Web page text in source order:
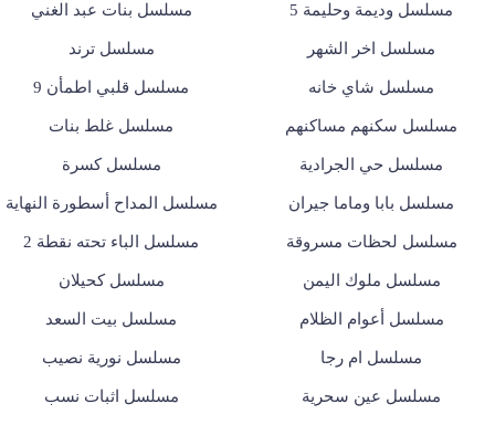
مسلسل وديمة وحليمة 5 مسلسل بنات عبد الغني
مسلسل اخر الشهر مسلسل ترند
مسلسل شاي خانه مسلسل قلبي اطمأن 9
مسلسل سكنهم مساكنهم مسلسل غلط بنات
مسلسل حي الجرادية مسلسل كسرة
مسلسل بابا وماما جيران مسلسل المداح أسطورة النهاية
مسلسل لحظات مسروقة مسلسل الباء تحته نقطة 2
مسلسل ملوك اليمن مسلسل كحيلان
مسلسل أعوام الظلام مسلسل بيت السعد
مسلسل ام رجا مسلسل نورية نصيب
مسلسل عين سحرية مسلسل اثبات نسب